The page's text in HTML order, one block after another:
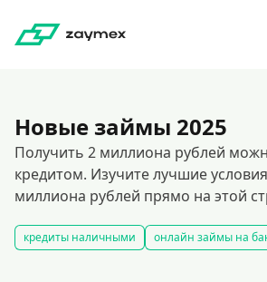
Новые займы 2025
Получить 2 миллиона рублей
кредитом. Изучите лучшие
миллиона рублей прямо на этой
кредиты наличными онлайн займы на